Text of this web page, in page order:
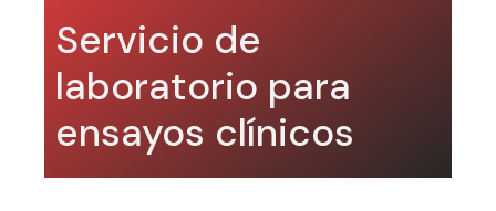
Servicio de
laboratorio para
ensayos clínicos